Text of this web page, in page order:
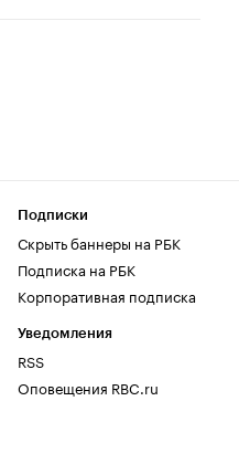
Подписки
Скрыть баннеры на РБК
Подписка на РБК
Корпоративная подписка
Уведомления
RSS
Оповещения RBC.ru